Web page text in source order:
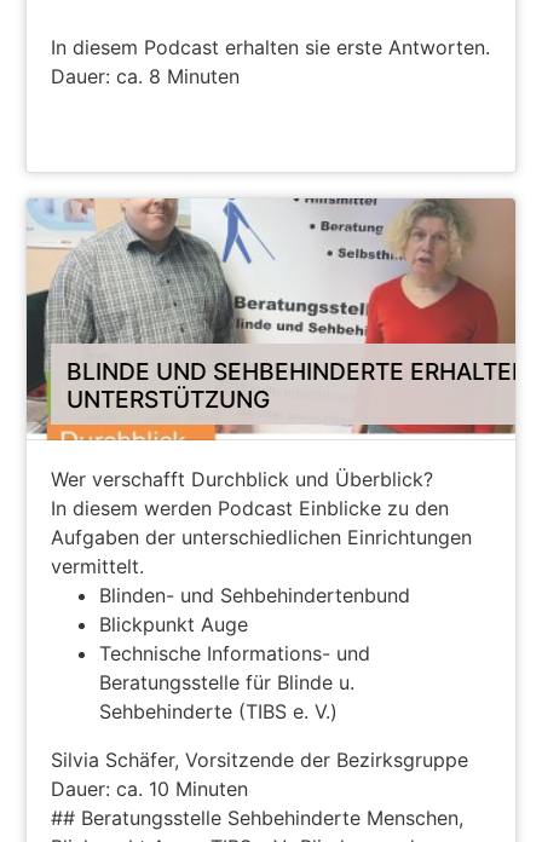
In diesem Podcast erhalten sie erste Antworten.
Dauer: ca. 8 Minuten
BLINDE UND SEHBEHINDERTE ERHALTEN
UNTERSTÜTZUNG
Wer verschafft Durchblick und Überblick?
In diesem werden Podcast Einblicke zu den
Aufgaben der unterschiedlichen Einrichtungen
vermittelt.
Blinden- und Sehbehindertenbund
Blickpunkt Auge
Technische Informations- und
Beratungsstelle für Blinde u.
Sehbehinderte (TIBS e. V.)
Silvia Schäfer, Vorsitzende der Bezirksgruppe
Dauer: ca. 10 Minuten
## Beratungsstelle Sehbehinderte Menschen,